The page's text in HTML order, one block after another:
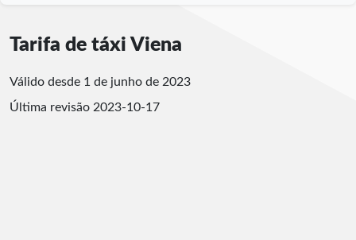
Tarifa de táxi Viena
Válido desde 1 de junho de 2023
Última revisão 2023-10-17